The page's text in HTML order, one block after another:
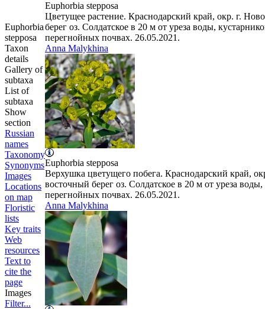
Euphorbia
stepposa
Taxon
details
Gallery of
subtaxa
List of
subtaxa
Show
section
Russian
names
Taxonomy
Synonyms
Images
Locations
on map
Floristic
lists
Key traits
Web
resources
Text to
cite the
page
Images
Filter...
Euphorbia stepposa
Цветущее растение. Краснодарский край, окр. г.
берег оз. Солдатское в 20 м от уреза воды,
перегнойных почвах. 26.05.2021.
Anna Malykhina
Euphorbia stepposa
Верхушка цветущего побега. Краснодарский край,
восточный берег оз. Солдатское в 20 м от уреза
перегнойных почвах. 26.05.2021.
Anna Malykhina